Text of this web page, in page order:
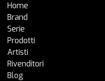
Home
Brand
Serie
Prodotti
Artisti
Rivenditori​
Blog